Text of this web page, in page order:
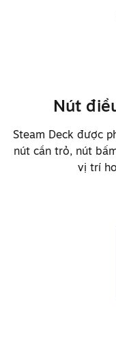
Cải thiện
trầm để
Thêm hỗ
đầu cắm
Thay
cơ học
Nút
Steam Deck được
nút cần trỏ, nút
vị trí